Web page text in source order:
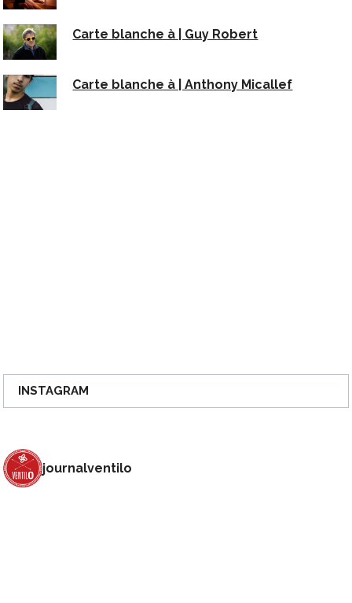
Carte blanche à | Guy Robert
Carte blanche à | Anthony Micallef
INSTAGRAM
journalventilo